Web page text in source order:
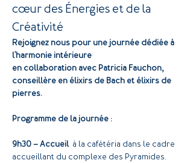
cœur des Énergies et de la
Créativité
Rejoignez nous pour une journée dédiée à
l'harmonie intérieure
en collaboration avec Patricia Fauchon,
conseillère en élixirs de Bach et élixirs de
pierres.
Programme de la journée :
9h30 – Accueil à la cafétéria dans le cadre
accueillant du complexe des Pyramides.